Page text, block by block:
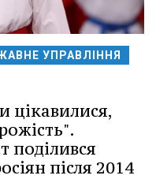
УПРАВЛІННЯ
цікавилися,
поділився
після 2014